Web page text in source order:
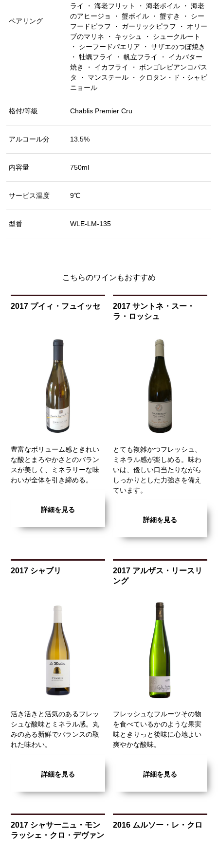
ペアリング
ライ ・ 海老フリット ・ 海老ボイル ・ 海老
のアヒージョ ・ 蟹ボイル ・ 蟹すき ・ シー
フードピラフ ・ ガーリックピラフ ・ オリー
ブのマリネ ・ キッシュ ・ シュークルート
・ シーフードパエリア ・ サザエのつぼ焼き
・ 牡蠣フライ ・ 帆立フライ ・ イカバター
焼き ・ イカフライ ・ ボンゴレビアンコパス
タ ・ マンステール ・ クロタン・ド・シャビ
ニョール
格付/等級 Chablis Premier Cru
アルコール分 13.5%
内容量 750ml
サービス温度 9℃
型番 WLE-LM-135
こちらのワインもおすすめ
2017 プイィ・フュイッセ
豊富なボリューム感ときれい
な酸とまろやかさとのバラン
スが美しく、ミネラリーな味
わいが全体を引き締める。
詳細を見る
2017 サントネ・スー・
ラ・ロッシュ
とても複雑かつフレッシュ、
ミネラル感が楽しめる。味わ
いは、優しい口当たりながら
しっかりとした力強さを備え
ています。
詳細を見る
2017 シャブリ
活き活きと活気のあるフレッ
シュな酸味とミネラル感。丸
みのある新鮮でバランスの取
れた味わい。
詳細を見る
2017 アルザス・リースリ
ング
フレッシュなフルーツその物
を食べているかのような果実
味ときりっと後味に心地よい
爽やかな酸味。
詳細を見る
2017 シャサーニュ・モン
ラッシェ・クロ・デヴァン
2016 ムルソー・レ・クロ